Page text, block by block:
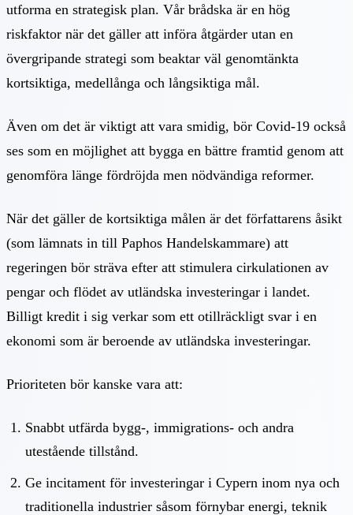
utforma en strategisk plan. Vår brådska är en hög
riskfaktor när det gäller att införa åtgärder utan en
övergripande strategi som beaktar väl genomtänkta
kortsiktiga, medellånga och långsiktiga mål.
Även om det är viktigt att vara smidig, bör Covid-19 också
ses som en möjlighet att bygga en bättre framtid genom att
genomföra länge fördröjda men nödvändiga reformer.
När det gäller de kortsiktiga målen är det författarens åsikt
(som lämnats in till Paphos Handelskammare) att
regeringen bör sträva efter att stimulera cirkulationen av
pengar och flödet av utländska investeringar i landet.
Billigt kredit i sig verkar som ett otillräckligt svar i en
ekonomi som är beroende av utländska investeringar.
Prioriteten bör kanske vara att:
Snabbt utfärda bygg-, immigrations- och andra
utestående tillstånd.
Ge incitament för investeringar i Cypern inom nya och
traditionella industrier såsom förnybar energi, teknik